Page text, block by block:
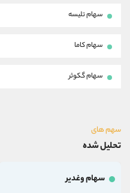
سهام تلیسه
سهام کاما
سهام گکوثر
سهم های
تحلیل شده
سهام وغدیر